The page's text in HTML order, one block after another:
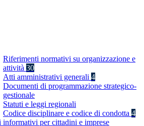
Riferimenti normativi su organizzazione e
attività 30
Atti amministrativi generali 4
Documenti di programmazione strategico-
gestionale
Statuti e leggi regionali
Codice disciplinare e codice di condotta 4
informativi per cittadini e imprese